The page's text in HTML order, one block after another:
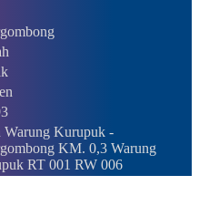
Warung Kurupuk -
KM. 0,3 Warung
RT 001 RW 006